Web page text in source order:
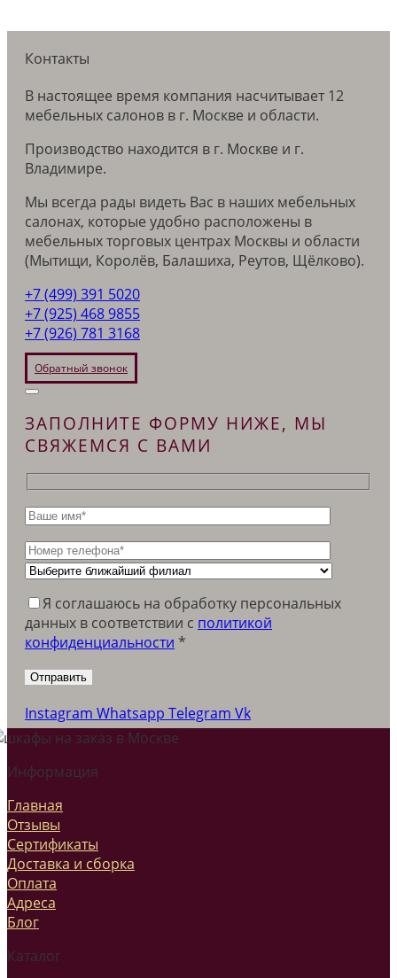
Контакты
В настоящее время компания насчитывает 12
мебельных салонов в г. Москве и области.
Производство находится в г. Москве и г.
Владимире.
Мы всегда рады видеть Вас в наших мебельных
салонах, которые удобно расположены в
мебельных торговых центрах Москвы и области
(Мытищи, Королёв, Балашиха, Реутов, Щёлково).
+7 (499) 391 5020
+7 (925) 468 9855
+7 (926) 781 3168
Обратный звонок
ЗАПОЛНИТЕ ФОРМУ НИЖЕ, МЫ
СВЯЖЕМСЯ С ВАМИ
Я соглашаюсь на обработку персональных
данных в соответствии c политикой
конфиденциальности *
Instagram Whatsapp Telegram Vk
Информация
Главная
Отзывы
Сертификаты
Доставка и сборка
Оплата
Адреса
Блог
Каталог